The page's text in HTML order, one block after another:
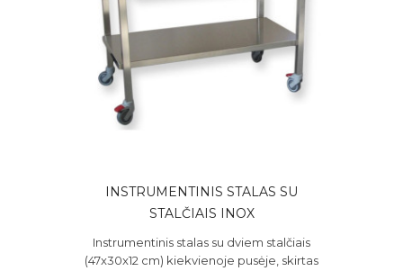
INSTRUMENTINIS STALAS SU
STALČIAIS INOX
Instrumentinis stalas su dviem stalčiais
(47x30x12 cm) kiekvienoje pusėje, skirtas